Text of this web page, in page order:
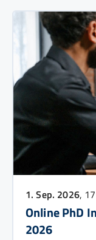
1. Sep. 2026,
Online PhD
2026